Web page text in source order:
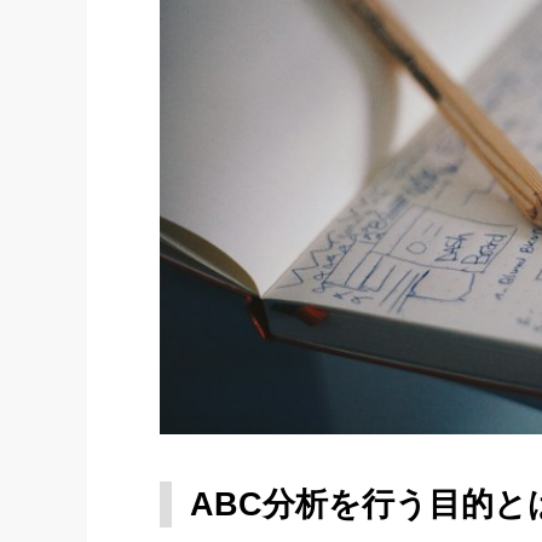
ABC分析を行う目的と